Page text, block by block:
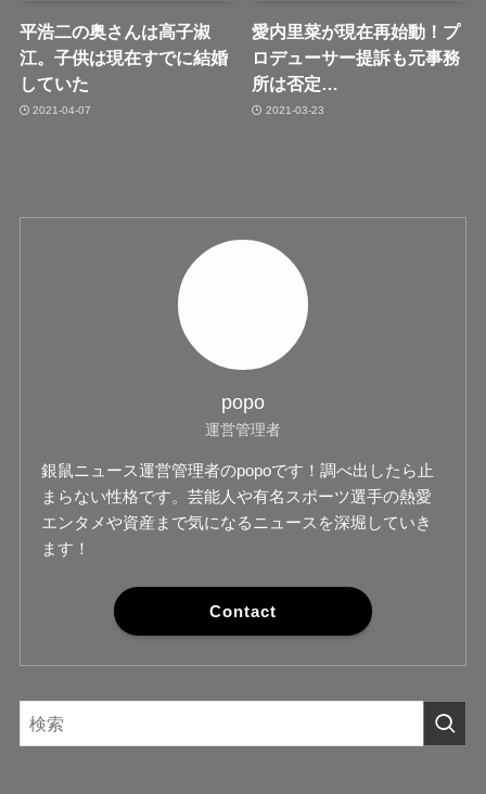
平浩二の奥さんは高子淑
江。子供は現在すでに結婚
していた
2021-04-07
愛内里菜が現在再始動！プ
ロデューサー提訴も元事務
所は否定…
2021-03-23
popo
運営管理者
銀鼠ニュース運営管理者のpopoです！調べ出したら止
まらない性格です。芸能人や有名スポーツ選手の熱愛
エンタメや資産まで気になるニュースを深堀していき
ます！
Contact